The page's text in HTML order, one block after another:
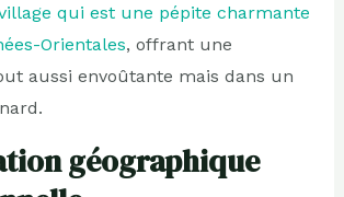
qui est une pépite charmante
Orientales, offrant une
aussi envoûtante mais dans un
géographique